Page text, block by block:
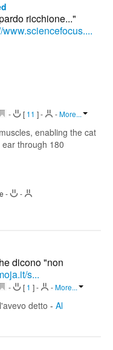
ricchione..."
www.sciencefocus....
- [ 11 ]- -More...
enabling the cat
through 180
- -
dicono "non
s...
- [ 1 ]- -More...
detto - Al